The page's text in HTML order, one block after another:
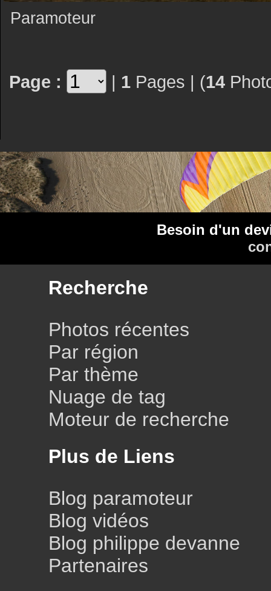
Paramoteur
Page : | 1 Pages | (14
Besoin d'un
Recherche
Photos récentes
Par région
Par thème
Nuage de tag
Moteur de recherche
Plus de Liens
Blog paramoteur
Blog vidéos
Blog philippe devanne
Partenaires